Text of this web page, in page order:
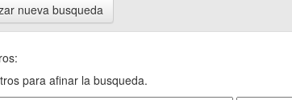
nueva busqueda
para afinar la busqueda.